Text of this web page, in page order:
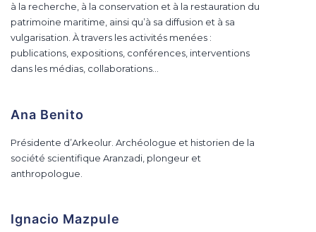
à la recherche, à la conservation et à la restauration du
patrimoine maritime, ainsi qu’à sa diffusion et à sa
vulgarisation. À travers les activités menées :
publications, expositions, conférences, interventions
dans les médias, collaborations…
Ana Benito
Présidente d’Arkeolur. Archéologue et historien de la
société scientifique Aranzadi, plongeur et
anthropologue.
Ignacio Mazpule